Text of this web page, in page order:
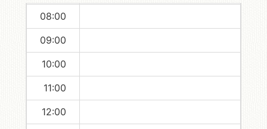
08:00
09:00
10:00
11:00
12:00